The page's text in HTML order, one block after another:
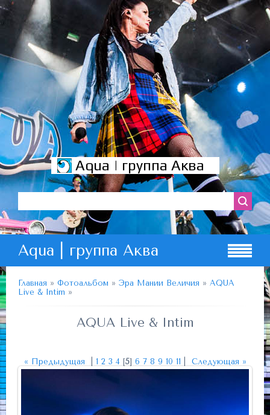
Aqua | группа Аква
Aqua | группа Аква
Главная » Фотоальбом » Эра Мании Величия » AQUA
Live & Intim »
AQUA Live & Intim
« Предыдущая 1 2 3 4[5] 6 7 8 9 10 11 Следующая »